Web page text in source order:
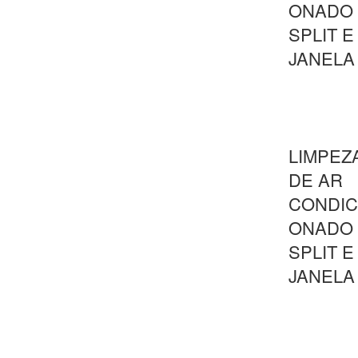
ONADO
SPLIT E
JANELA
DE AR
ONADO
SPLIT E
JANELA